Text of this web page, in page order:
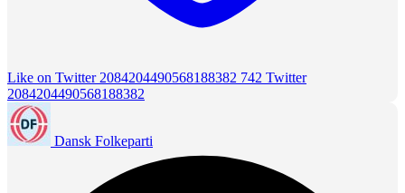
Like on Twitter 2084204490568188382 742 Twitter
2084204490568188382
Dansk Folkeparti